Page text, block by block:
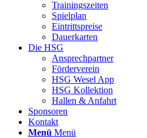
Trainingszeiten
Spielplan
Eintrittspreise
Dauerkarten
Die HSG
Ansprechpartner
Förderverein
HSG Wesel App
HSG Kollektion
Hallen & Anfahrt
Sponsoren
Kontakt
Menü Menü